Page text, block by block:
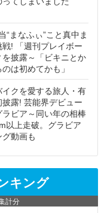
“まなふぃ”こと真中ま
! 「週刊プレイボー
披露～「ビキニとか
は初めてかも」
クを愛する旅人・有
露! 芸能界デビュー
ビア～同い年の相棒
以上走破。グラビア
動画も
キング
計分